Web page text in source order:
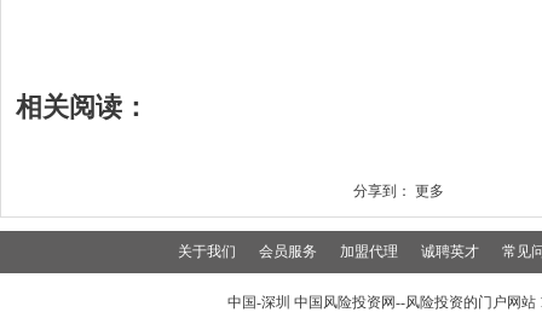
相关阅读：
分享到： 更多
关于我们 会员服务 加盟代理 诚聘英才 常见
中国-深圳 中国风险投资网--风险投资的门户网